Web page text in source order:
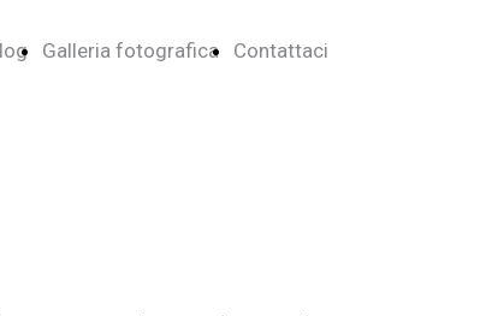
Galleria fotografica Contattaci